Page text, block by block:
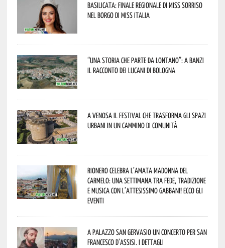
Basilicata: finale regionale di Miss Sorriso
nel borgo di Miss Italia
“Una storia che parte da lontano”: a Banzi
il racconto dei Lucani di Bologna
A Venosa il festival che trasforma gli spazi
urbani in un cammino di comunità
Rionero celebra l’amata Madonna del
Carmelo: una settimana tra fede, tradizione
e musica con l’attesissimo Gabbani! Ecco gli
eventi
A Palazzo San Gervasio un concerto per San
Francesco d’Assisi. I dettagli